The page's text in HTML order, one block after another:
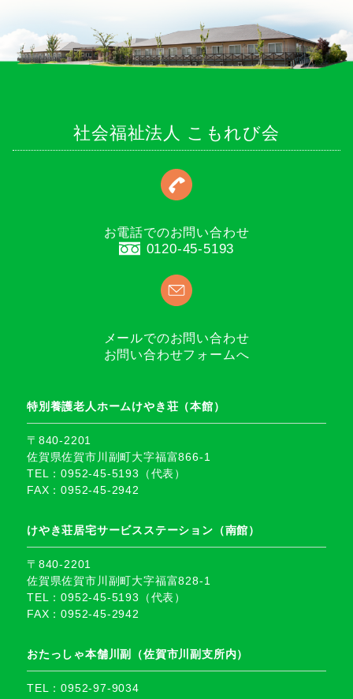
社会福祉法人 こもれび会
お電話でのお問い合わせ
0120-45-5193
メールでのお問い合わせ
お問い合わせフォームへ
特別養護老人ホームけやき荘（本館）
〒840-2201
佐賀県佐賀市川副町大字福富866-1
TEL：0952-45-5193（代表）
FAX：0952-45-2942
けやき荘居宅サービスステーション（南館）
〒840-2201
佐賀県佐賀市川副町大字福富828-1
TEL：0952-45-5193（代表）
FAX：0952-45-2942
おたっしゃ本舗川副（佐賀市川副支所内）
TEL：0952-97-9034